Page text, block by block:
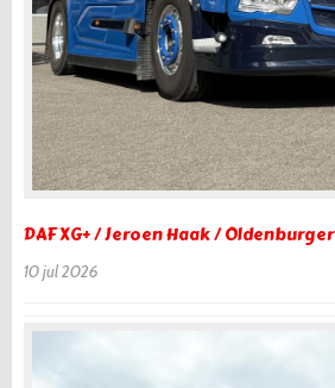
DAF XG+ / Jeroen Haak / Oldenburger
10 jul 2026